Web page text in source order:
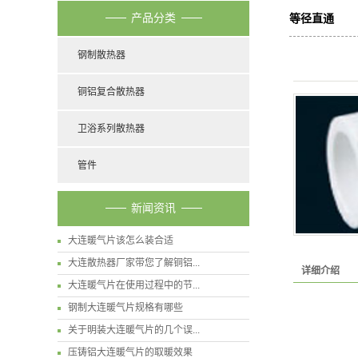
产品分类
钢制散热器
铜铝复合散热器
卫浴系列散热器
管件
新闻资讯
大连暖气片该怎么装合适
大连散热器厂家带您了解铜铝...
大连暖气片在使用过程中的节...
钢制大连暖气片规格有哪些
关于明装大连暖气片的几个误...
压铸铝大连暖气片的取暖效果
等径直通
详细介绍